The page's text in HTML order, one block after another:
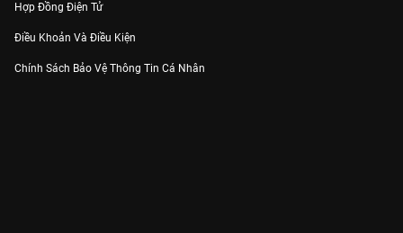
Hợp Đồng Điện Tử
Điều Khoản Và Điều Kiện
Chính Sách Bảo Vệ Thông Tin Cá Nhân